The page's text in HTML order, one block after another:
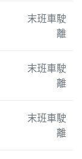
末班車駛
離
末班車駛
離
末班車駛
離